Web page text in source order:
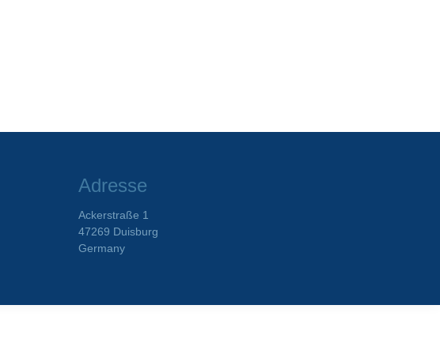
Adresse
Ackerstraße 1
47269 Duisburg
Germany